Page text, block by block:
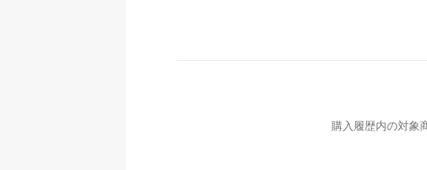
購入履歴内の対象